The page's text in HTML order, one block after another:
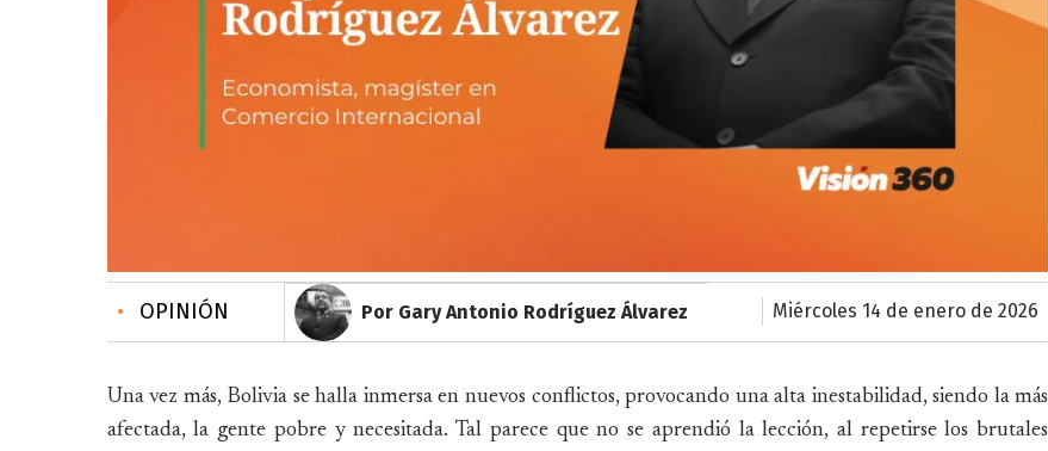
• OPINIÓN Por Gary Antonio Rodríguez Álvarez miércoles 14 de enero de 2026
Una vez más, Bolivia se halla inmersa en nuevos conflictos, provocando una alta inestabilidad, siendo la más
afectada, la gente pobre y necesitada. Tal parece que no se aprendió la lección, al repetirse los brutales